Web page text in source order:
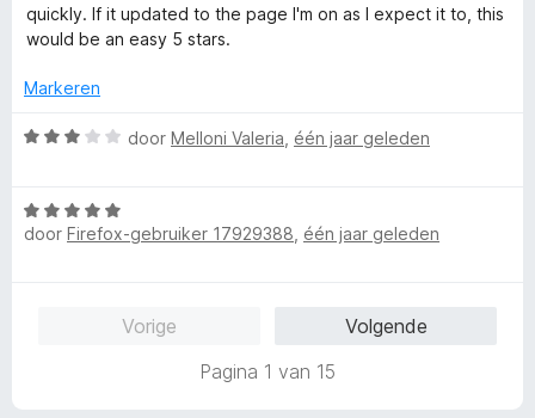
5
a
5
n
:
v
5
quickly. If it updated to the page I'm on as I expect it to, this
would be an easy 5 stars.
Markeren
W
r
d
door Melloni Valeria één jaar geleden
W
a
door Firefox-gebruiker 17929388 één jaar geleden
Vorige
Volgende
Pagina 1 van 15